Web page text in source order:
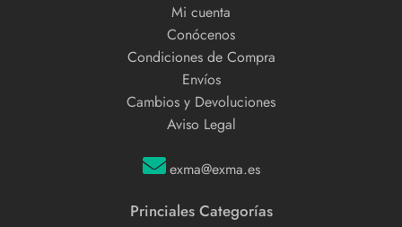
Mi cuenta
Conócenos
Condiciones de Compra
Envíos
Cambios y Devoluciones
Aviso Legal
exma@exma.es
Princiales Categorías